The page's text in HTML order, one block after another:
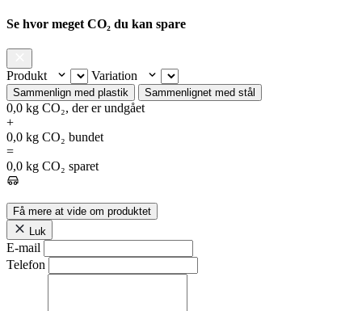
Se hvor meget CO₂ du kan spare
Produkt Variation
Sammenlign med plastik Sammenlignet med stål
0,0 kg CO₂, der er undgået
+
0,0 kg CO₂ bundet
=
0,0 kg CO₂ sparet
Få mere at vide om produktet
Luk
E-mail
Telefon